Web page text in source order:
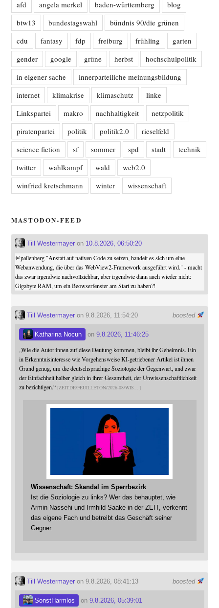
afd angela merkel baden-württemberg
blog
btw13
bundestagswahl
bündnis 90/die grünen
cdu
fantasy fdp freiburg frühling
garten
gender
google grüne herbst
hochschulpolitik
in eigener sache
innerparteiliche meinungsbildung
internet
klimakrise klimaschutz
linke
Linkspartei
makro nachhaltigkeit
netzpolitik
piratenpartei
politik politik2.0
rieselfeld
science fiction
sf sommer spd stadt
technik
twitter
wahlkampf wald
web2.0
winfried kretschmann
winter wissenschaft
MASTODON-FEED
Till Westermayeron 10.8.2026, 06:50:20
@pallenberg"Anstatt auf nativen Code zu setzen, handelt es sich um eine
Webanwendung, die über das WebView2-Framework ausgeführt wird." - macht
das zwar irgendwie nachvollziehbar, aber irgendwie dann auch wieder nicht:
Gigabyte RAM, um ein Beowserfenster am Start zu haben?!
boosted
Till Westermayeron 9.8.2026, 11:54:20
Katharina Nocun on 9.8.2026, 11:46:25
„Wie die Autor:innen auf diese Deutung kommen, bleibt ihr Geheimnis. Ein
in Erkenntnisinteresse wie Vorgehensweise KI-getriebener Artikel ist ihnen
Grund genug, um die deutschsprachige Soziologie der Gegenwart, und zwar
der Einfachheit halber gleich in ihrer Gesamtheit, der Unwissenschaftlichkeit
zu bezichtigen.“ ZEIT.DE/FEUILLETON/2026-08/WIS
Wissenschaft: Skandal im Sperrbezirk
Ist die Soziologie zu links? Wer das behauptet, wie
Armin Nassehi und Irmhild Saake in der ZEIT, verkennt
das eigene Fach und betreibt das Geschäft seiner
Gegner.
boosted
Till Westermayeron 9.8.2026, 08:41:13
SonstHarmlos on 9.8.2026, 05:39:01